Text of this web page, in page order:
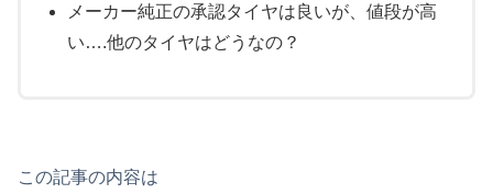
メーカー純正の承認タイヤは良いが、値段が高
い….他のタイヤはどうなの？
この記事の内容は